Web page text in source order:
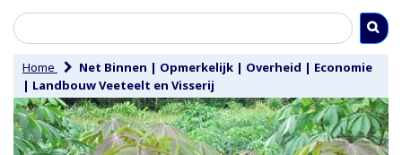
Home Net Binnen | Opmerkelijk | Overheid | Economie
| Landbouw Veeteelt en Visserij